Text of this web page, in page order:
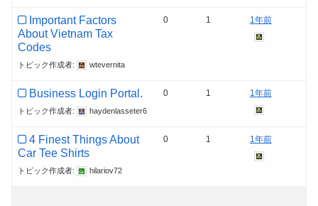
Important Factors
About Vietnam Tax
Codes
トピック作成者: wtevernita
0 1 1年前
Business Login Portal.
トピック作成者: haydenlasseter6
0 1 1年前
4 Finest Things About
Car Tee Shirts
トピック作成者: hilariov72
0 1 1年前